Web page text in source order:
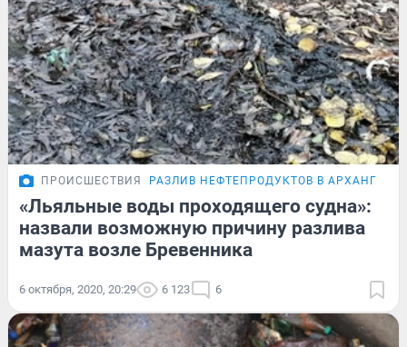
ПРОИСШЕСТВИЯ РАЗЛИВ НЕФТЕПРОДУКТОВ В
«Льяльные воды проходящего судна»:
назвали возможную причину разлива
мазута возле Бревенника
6 октября, 2020, 20:29 6 123 6